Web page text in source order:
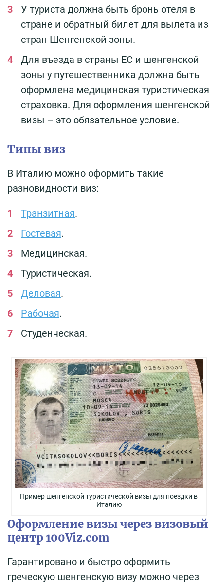
У туриста должна быть бронь отеля в
стране и обратный билет для вылета из
стран Шенгенской зоны.
Для въезда в страны ЕС и шенгенской
зоны у путешественника должна быть
оформлена медицинская туристическая
страховка. Для оформления шенгенской
визы – это обязательное условие.
Типы виз
В Италию можно оформить такие
разновидности виз:
Транзитная.
Гостевая.
Медицинская.
Туристическая.
Деловая.
Рабочая.
Студенческая.
Пример шенгенской туристической визы для поездки в
Италию
Оформление визы через визовый
центр 100Viz.com
Гарантировано и быстро оформить
греческую шенгенскую визу можно через